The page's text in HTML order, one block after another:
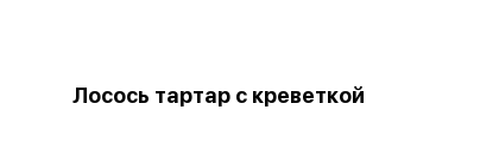
Лосось тартар с креветкой